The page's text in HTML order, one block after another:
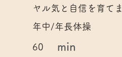
ヤル気と自信を育てま
年中/年長体操
60 min